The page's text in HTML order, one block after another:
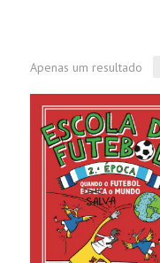
Apenas um resultado